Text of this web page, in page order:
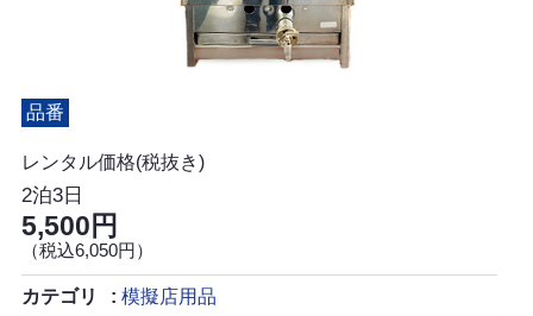
品番
レンタル価格(税抜き)
2泊3日
5,500円
（税込6,050円）
カテゴリ 模擬店用品